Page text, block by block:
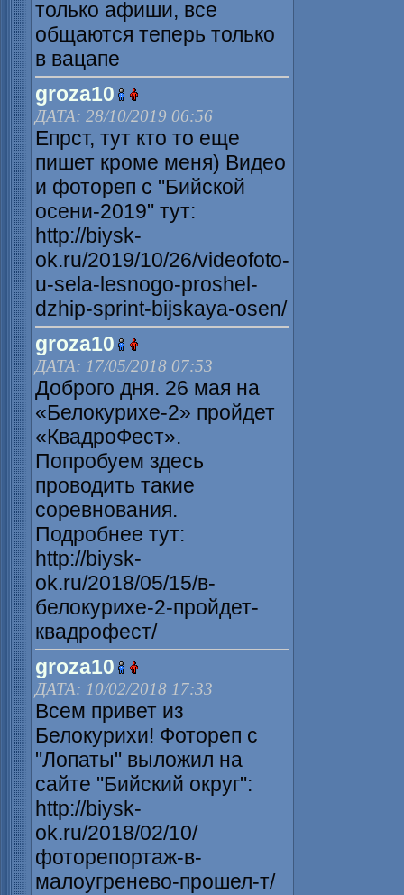
только афиши, все
общаются теперь только
в вацапе
groza10
ДАТА: 28/10/2019 06:56
Епрст, тут кто то еще
пишет кроме меня) Видео
и фотореп с "Бийской
осени-2019" тут:
http://biysk-
ok.ru/2019/10/26/videofoto-
u-sela-lesnogo-proshel-
dzhip-sprint-bijskaya-osen/
groza10
ДАТА: 17/05/2018 07:53
Доброго дня. 26 мая на
«Белокурихе-2» пройдет
«КвадроФест».
Попробуем здесь
проводить такие
соревнования.
Подробнее тут:
http://biysk-
ok.ru/2018/05/15/в-
белокурихе-2-пройдет-
квадрофест/
groza10
ДАТА: 10/02/2018 17:33
Всем привет из
Белокурихи! Фотореп с
"Лопаты" выложил на
сайте "Бийский округ":
http://biysk-
ok.ru/2018/02/10/
фоторепортаж-в-
малоугренево-прошел-т/